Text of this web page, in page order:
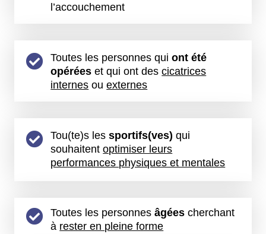
l’accouchement
Toutes les personnes qui ont été
opéréeset qui ont descicatrices
internes ouexternes
Tou(te)s lessportifs(ves) qui
souhaitentoptimiser leurs
performances physiques et mentales
Toutes les personnesâgéescherchant
à rester en pleine forme